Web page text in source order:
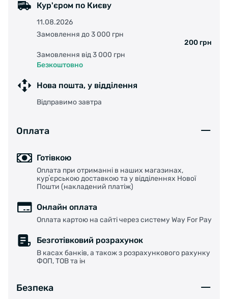
Кур'єром по Києву
11.08.2026
Замовлення до 3 000 грн
200 грн
Замовлення від 3 000 грн
Безкоштовно
Нова пошта, у відділення
Відправимо завтра
Оплата
Готівкою
Оплата при отриманні в наших магазинах,
курʼєрською доставкою та у відділеннях Нової
Пошти (накладений платіж)
Онлайн оплата
Оплата картою на сайті через систему Way For Pay
Безготівковий розрахунок
В касах банків, а також з розрахункового рахунку
ФОП, ТОВ та ін
Безпека